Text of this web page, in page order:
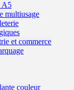
A5
multiusage
et commerce
couleur